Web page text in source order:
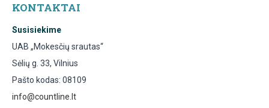
KONTAKTAI
Susisiekime
UAB „Mokesčių srautas“
Sėlių g. 33, Vilnius
Pašto kodas: 08109
info@countline.lt